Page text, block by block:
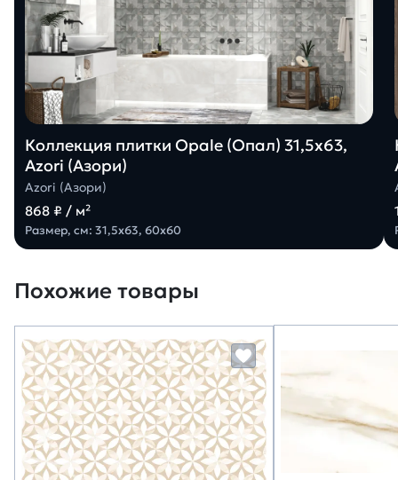
Коллекция плитки Opale (Опал) 31,5х63,
Azori (Азори)
Azori (Азори)
868 ₽ / м²
Размер, см: 31,5х63, 60х60
Похожие товары